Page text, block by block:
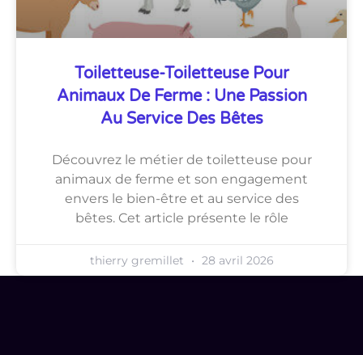
Toiletteuse-Toiletteuse Pour
Animaux De Ferme : Une Passion
Au Service Des Bêtes
Découvrez le métier de toiletteuse pour
animaux de ferme et son engagement
envers le bien-être et au service des
bêtes. Cet article présente le rôle
thierry gremillet 28 avril 2026